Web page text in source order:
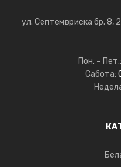
ул. Септемвриска бр. 8,
Пон. – Пет.:
Сабота: